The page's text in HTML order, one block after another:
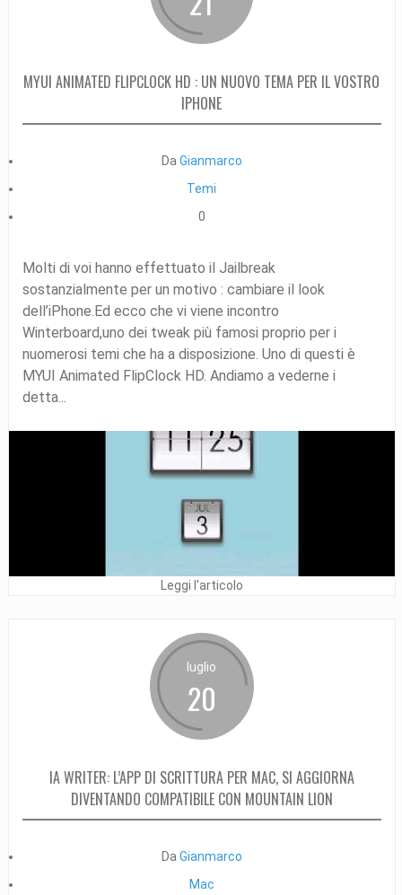
MYUI ANIMATED FLIPCLOCK HD : UN NUOVO TEMA PER IL VOSTRO
IPHONE
Da Gianmarco
Temi
0
Molti di voi hanno effettuato il Jailbreak
sostanzialmente per un motivo : cambiare il look
dell’iPhone.Ed ecco che vi viene incontro
Winterboard,uno dei tweak più famosi proprio per i
nuomerosi temi che ha a disposizione. Uno di questi è
MYUI Animated FlipClock HD. Andiamo a vederne i
detta...
Leggi l'articolo
luglio
20
IA WRITER: L’APP DI SCRITTURA PER MAC, SI AGGIORNA
DIVENTANDO COMPATIBILE CON MOUNTAIN LION
Da Gianmarco
Mac